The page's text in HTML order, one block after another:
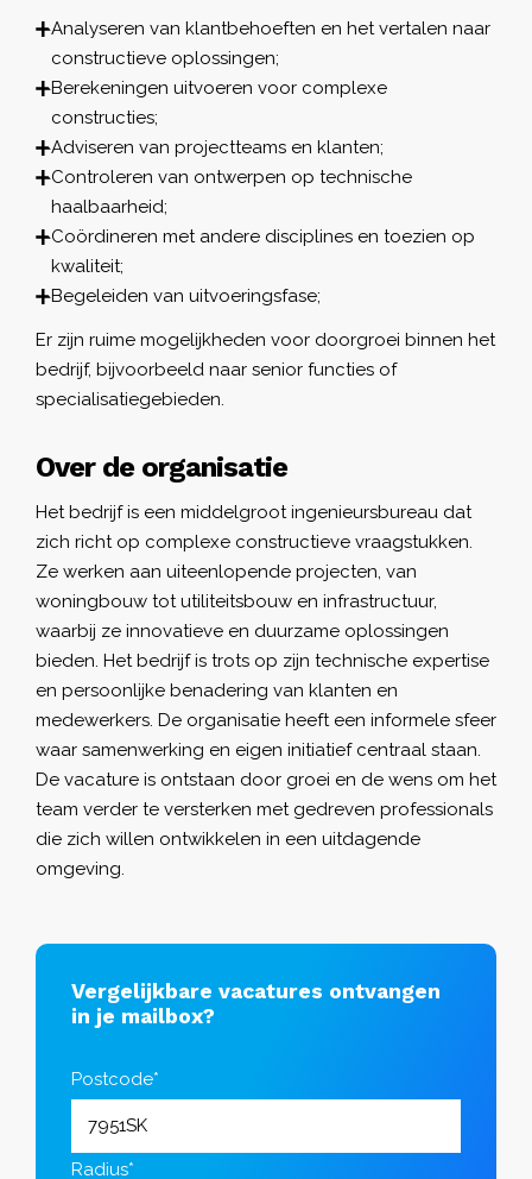
Analyseren van klantbehoeften en het vertalen naar
constructieve oplossingen;
Berekeningen uitvoeren voor complexe
constructies;
Adviseren van projectteams en klanten;
Controleren van ontwerpen op technische
haalbaarheid;
Coördineren met andere disciplines en toezien op
kwaliteit;
Begeleiden van uitvoeringsfase;
Er zijn ruime mogelijkheden voor doorgroei binnen het
bedrijf, bijvoorbeeld naar senior functies of
specialisatiegebieden.
Over de organisatie
Het bedrijf is een middelgroot ingenieursbureau dat
zich richt op complexe constructieve vraagstukken.
Ze werken aan uiteenlopende projecten, van
woningbouw tot utiliteitsbouw en infrastructuur,
waarbij ze innovatieve en duurzame oplossingen
bieden. Het bedrijf is trots op zijn technische expertise
en persoonlijke benadering van klanten en
medewerkers. De organisatie heeft een informele sfeer
waar samenwerking en eigen initiatief centraal staan.
De vacature is ontstaan door groei en de wens om het
team verder te versterken met gedreven professionals
die zich willen ontwikkelen in een uitdagende
omgeving.
Vergelijkbare vacatures ontvangen
in je mailbox?
Postcode*
Radius*